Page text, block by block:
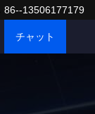
86--13506177179
チャット